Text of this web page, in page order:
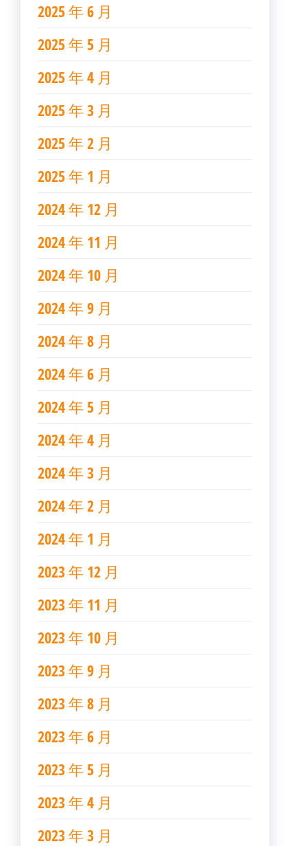
2025 年 6 月
2025 年 5 月
2025 年 4 月
2025 年 3 月
2025 年 2 月
2025 年 1 月
2024 年 12 月
2024 年 11 月
2024 年 10 月
2024 年 9 月
2024 年 8 月
2024 年 6 月
2024 年 5 月
2024 年 4 月
2024 年 3 月
2024 年 2 月
2024 年 1 月
2023 年 12 月
2023 年 11 月
2023 年 10 月
2023 年 9 月
2023 年 8 月
2023 年 6 月
2023 年 5 月
2023 年 4 月
2023 年 3 月